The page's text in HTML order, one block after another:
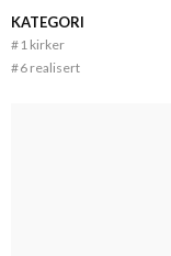
KATEGORI
# 1 kirker
#6 realisert